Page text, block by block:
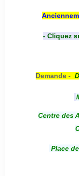
- Cliquez
Demande -
Centre des
Place